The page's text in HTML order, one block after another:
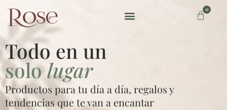
contenido
0
Carrito
Todo en un
sololugar
Productos para tu día a día, regalos y
tendencias que te van a encantar